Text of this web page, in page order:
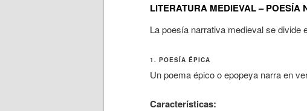
LITERATURA MEDIEVAL – POESÍA
La poesía narrativa medieval se divide
1. POESÍA ÉPICA
Un poema épico o epopeya narra en
Características: